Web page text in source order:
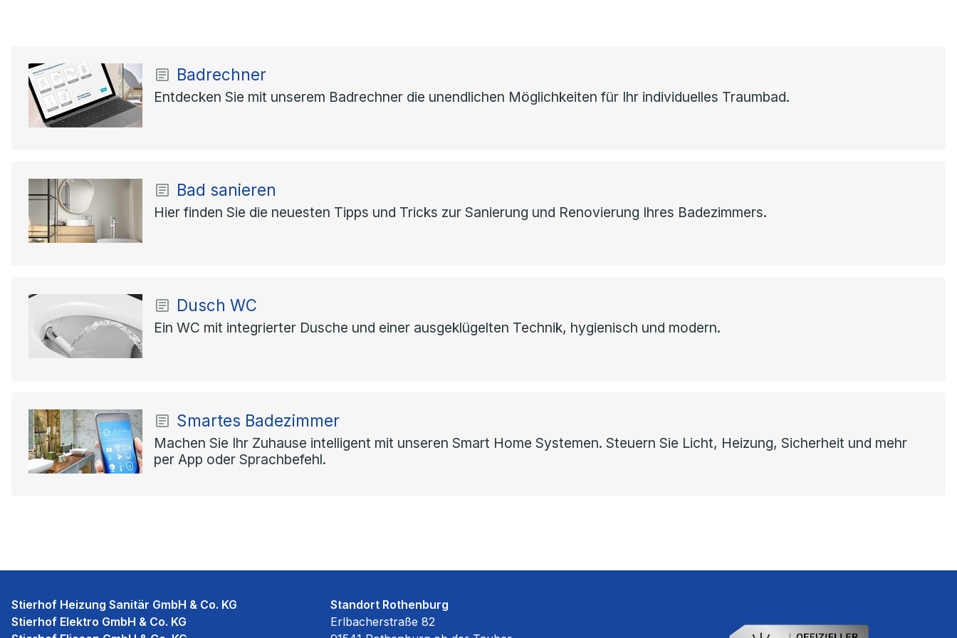
Badrechner
Entdecken Sie mit unserem Badrechner die unendlichen Möglichkeiten für Ihr individuelles Traumbad.
Bad sanieren
Hier finden Sie die neuesten Tipps und Tricks zur Sanierung und Renovierung Ihres Badezimmers.
Dusch WC
Ein WC mit integrierter Dusche und einer ausgeklügelten Technik, hygienisch und modern.
Smartes Badezimmer
Machen Sie Ihr Zuhause intelligent mit unseren Smart Home Systemen. Steuern Sie Licht, Heizung, Sicherheit und mehr
per App oder Sprachbefehl.
Stierhof Heizung Sanitär GmbH & Co. KG
Stierhof Elektro GmbH & Co. KG
Standort Rothenburg
Erlbacherstraße 82